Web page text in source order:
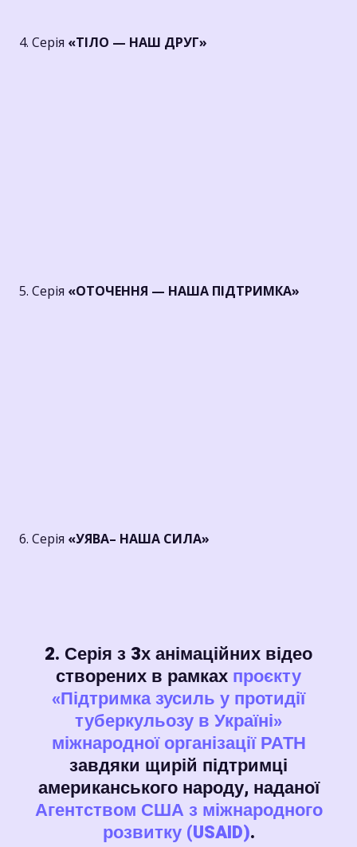
4. Серія «ТІЛО — НАШ ДРУГ»
5. Серія «ОТОЧЕННЯ — НАША ПІДТРИМКА»
6. Серія «УЯВА– НАША СИЛА»
2. Серія з 3х анімаційних відео
створених в рамках проєкту
«Підтримка зусиль у протидії
туберкульозу в Україні»
міжнародної організації РАТН
завдяки щирій підтримці
американського народу, наданої
Агентством США з міжнародного
розвитку (USAID).